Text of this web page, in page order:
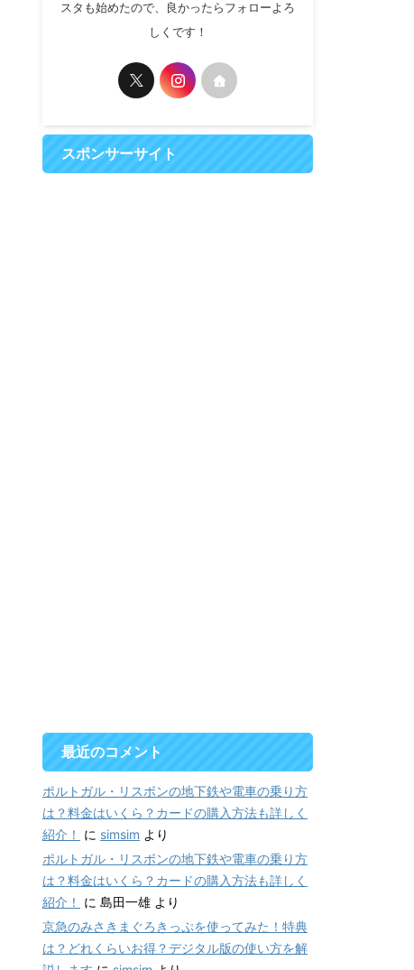
スタも始めたので、良かったらフォローよろ
しくです！
スポンサーサイト
最近のコメント
ポルトガル・リスボンの地下鉄や電車の乗り方
は？料金はいくら？カードの購入方法も詳しく
紹介！
に simsim より
ポルトガル・リスボンの地下鉄や電車の乗り方
は？料金はいくら？カードの購入方法も詳しく
紹介！
に 島田一雄 より
京急のみさきまぐろきっぷを使ってみた！特典
は？どれくらいお得？デジタル版の使い方を解